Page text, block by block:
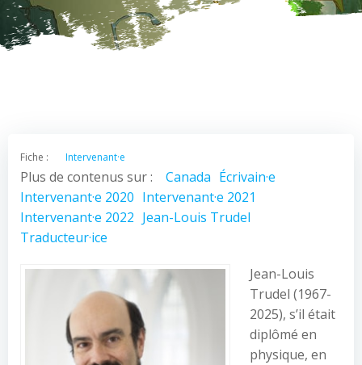
Fiche : Intervenant·e
Plus de contenus sur : Canada Écrivain·e
Intervenant·e 2020 Intervenant·e 2021
Intervenant·e 2022 Jean-Louis Trudel
Traducteur·ice
Jean-Louis
Trudel (1967-
2025), s’il était
diplômé en
physique, en